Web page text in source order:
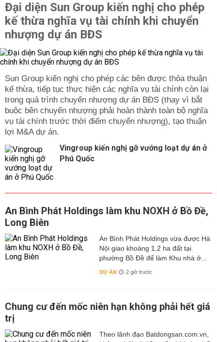
Đại diện Sun Group kiến nghị cho phép
kế thừa nghĩa vụ tài chính khi chuyển
nhượng dự án BĐS
Sun Group kiến nghị cho phép các bên được thỏa thuận
kế thừa, tiếp tục thực hiện các nghĩa vụ tài chính còn lại
trong quá trình chuyển nhượng dự án BĐS (thay vì bắt
buộc bên chuyển nhượng phải hoàn thành toàn bộ nghĩa
vụ tài chính trước thời điểm chuyển nhượng), tạo thuận
lợi M&A dự án.
Vingroup kiến nghị gỡ vướng loạt dự án ở
Phú Quốc
An Bình Phát Holdings làm khu NOXH ở Bồ Đề,
Long Biên
An Bình Phát Holdings vừa được Hà
Nội giao khoảng 1,2 ha đất tại
phường Bồ Đề để làm Khu nhà ở...
DỰ ÁN 2 giờ trước
Chung cư đến mốc niên hạn không phải hết giá
trị
Theo lãnh đạo Batdongsan.com.vn,